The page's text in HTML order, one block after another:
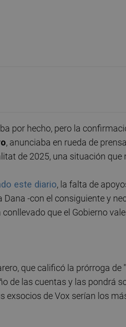
por hecho, pero la
, anunciaba en rueda de
de 2025, una situación
este diario, la falta de
Dana -con el consiguiente y
que el Gobierno
que calificó la prórroga
de las cuentas y las pondrá
exsocios de Vox serían los